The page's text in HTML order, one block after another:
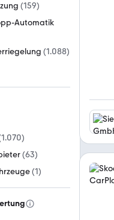
(159)
Automatik
(1.088)
1.070)
(63)
(1)